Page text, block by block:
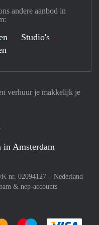
verhuur je makkelijk je
in Amsterdam
nr. 02094127 – Nederland
& nep-accounts
andere aanbod in
Studio's